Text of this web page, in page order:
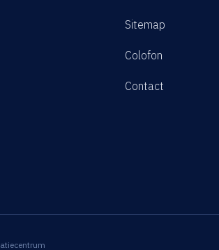
Sitemap
Colofon
Contact